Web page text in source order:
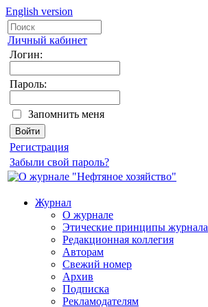
English version
Личный кабинет
Логин:
Пароль:
Запомнить меня
Регистрация
Забыли свой пароль?
Журнал
О журнале
Этические принципы журнала
Редакционная коллегия
Авторам
Свежий номер
Архив
Подписка
Рекламодателям